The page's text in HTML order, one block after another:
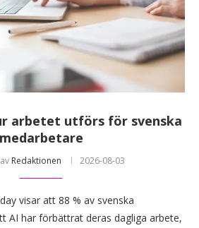
arbetet utförs för svenska
medarbetare
Redaktionen 2026-08-03
visar att 88 % av svenska
AI har förbättrat deras dagliga arbete,